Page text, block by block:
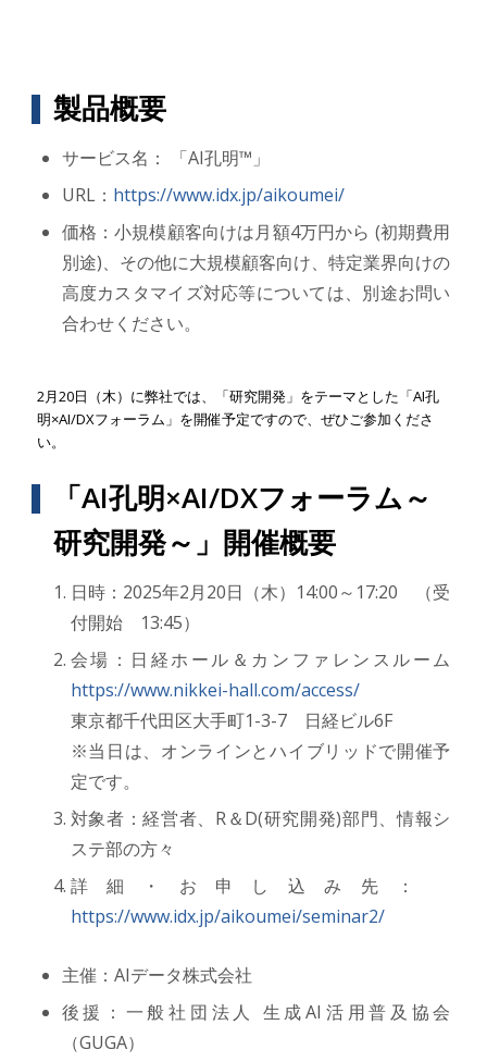
製品概要
サービス名： 「AI孔明™」
URL： https://www.idx.jp/aikoumei/
価格：小規模顧客向けは月額4万円から (初期費用
別途)、その他に大規模顧客向け、特定業界向けの
高度カスタマイズ対応等については、別途お問い
合わせください。
2月20日（木）に弊社では、「研究開発」をテーマとした「AI孔
明×AI/DXフォーラム」を開催予定ですので、ぜひご参加くださ
い。
「AI孔明×AI/DXフォーラム～
研究開発～」開催概要
日時：2025年2月20日（木）14:00～17:20 （受
付開始 13:45）
会場：日経ホール＆カンファレンスルーム
https://www.nikkei-hall.com/access/
東京都千代田区大手町1-3-7 日経ビル6F
※当日は、オンラインとハイブリッドで開催予
定です。
対象者：経営者、R＆D(研究開発)部門、情報シ
ステ部の方々
詳細・お申し込み先：
https://www.idx.jp/aikoumei/seminar2/
主催：AIデータ株式会社
後援：一般社団法人 生成AI活用普及協会
（GUGA）